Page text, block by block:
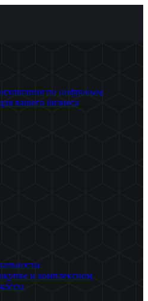
по цифровым
вашего бизнеса
и комплексном